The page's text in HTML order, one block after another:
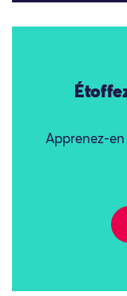
Apprenez-